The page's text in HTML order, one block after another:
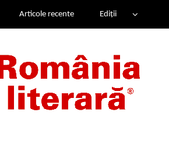
Articole recente Ediții